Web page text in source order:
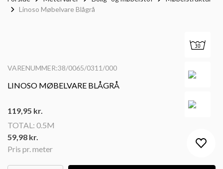
Linoso Møbelvare Blågrå
VARENUMMER:38/0065/0311/000
LINOSO MØBELVARE BLÅGRÅ
Pris pr. meter
119,95 kr.
TOTAL: 0.5M
59,98 kr.